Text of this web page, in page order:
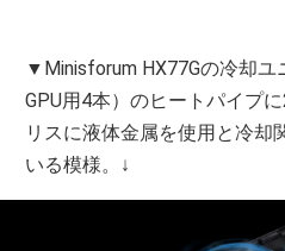
▼Minisforum HX77Gの冷却
GPU用4本）のヒートパイプ
リスに液体金属を使用と冷却
いる模様。↓